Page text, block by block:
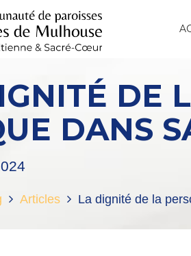
DE
DANS
Articles La dignité de la